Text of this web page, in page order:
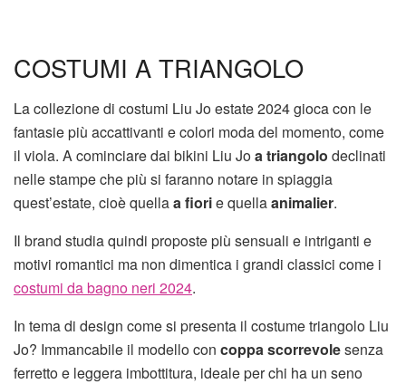
COSTUMI A TRIANGOLO
La collezione di costumi Liu Jo estate 2024 gioca con le
fantasie più accattivanti e colori moda del momento, come
il viola. A cominciare dai bikini Liu Joa triangolo declinati
nelle stampe che più si faranno notare in spiaggia
quest’estate, cioè quellaa fiorie quellaanimalier.
Il brand studia quindi proposte più sensuali e intriganti e
motivi romantici ma non dimentica i grandi classici come i
costumi da bagno neri 2024.
In tema di design come si presenta il costume triangolo Liu
Jo? Immancabile il modello con coppa scorrevolesenza
ferretto e leggera imbottitura, ideale per chi ha un seno